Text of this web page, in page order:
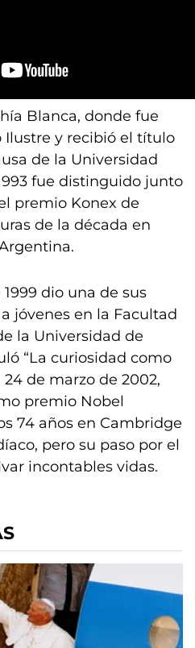
Blanca, donde fue
Ilustre y recibió el título
de la Universidad
fue distinguido junto
premio Konex de
de la década en
dio una de sus
jóvenes en la Facultad
la Universidad de
“La curiosidad como
de marzo de 2002,
premio Nobel
74 años en Cambridge
pero su paso por el
incontables vidas.